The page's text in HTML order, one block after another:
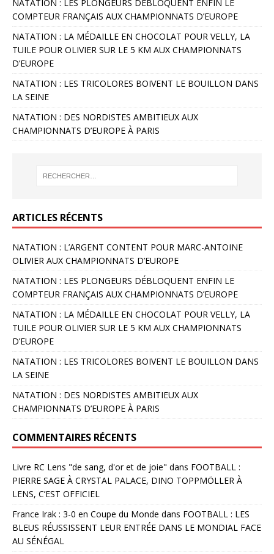
NATATION : LES PLONGEURS DÉBLOQUENT ENFIN LE
COMPTEUR FRANÇAIS AUX CHAMPIONNATS D’EUROPE
NATATION : LA MÉDAILLE EN CHOCOLAT POUR VELLY, LA
TUILE POUR OLIVIER SUR LE 5 KM AUX CHAMPIONNATS
D’EUROPE
NATATION : LES TRICOLORES BOIVENT LE BOUILLON DANS
LA SEINE
NATATION : DES NORDISTES AMBITIEUX AUX
CHAMPIONNATS D’EUROPE À PARIS
ARTICLES RÉCENTS
NATATION : L’ARGENT CONTENT POUR MARC-ANTOINE
OLIVIER AUX CHAMPIONNATS D’EUROPE
NATATION : LES PLONGEURS DÉBLOQUENT ENFIN LE
COMPTEUR FRANÇAIS AUX CHAMPIONNATS D’EUROPE
NATATION : LA MÉDAILLE EN CHOCOLAT POUR VELLY, LA
TUILE POUR OLIVIER SUR LE 5 KM AUX CHAMPIONNATS
D’EUROPE
NATATION : LES TRICOLORES BOIVENT LE BOUILLON DANS
LA SEINE
NATATION : DES NORDISTES AMBITIEUX AUX
CHAMPIONNATS D’EUROPE À PARIS
COMMENTAIRES RÉCENTS
Livre RC Lens "de sang, d'or et de joie" dans FOOTBALL :
PIERRE SAGE À CRYSTAL PALACE, DINO TOPPMÖLLER À
LENS, C’EST OFFICIEL
France Irak : 3-0 en Coupe du Monde dans FOOTBALL : LES
BLEUS RÉUSSISSENT LEUR ENTRÉE DANS LE MONDIAL FACE
AU SÉNÉGAL